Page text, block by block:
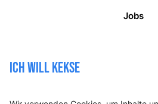
Jobs
ICH WILL KEKSE